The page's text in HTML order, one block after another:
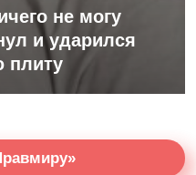
не могу
и ударился
плиту